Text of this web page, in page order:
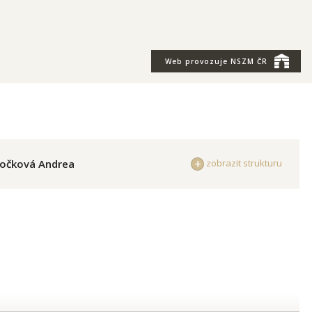
Web provozuje NSZM ČR
zobrazit strukturu
Andrea